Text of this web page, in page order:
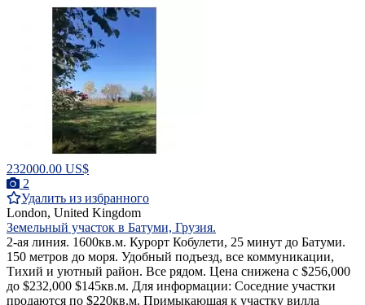
232000.00 US$
2
Удалить из избранного
London, United Kingdom
Земельный участок в Батуми, Грузия.
2-ая линия. 1600кв.м. Курорт Кобулети, 25 минут до Батуми.
150 метров до моря. Удобный подъезд, все коммуникации,
Тихий и уютный район. Все рядом. Цена снижена с $256,000
до $232,000 $145кв.м. Для информации: Соседние участки
продаются по $220кв.м. Примыкающая к участку вилла